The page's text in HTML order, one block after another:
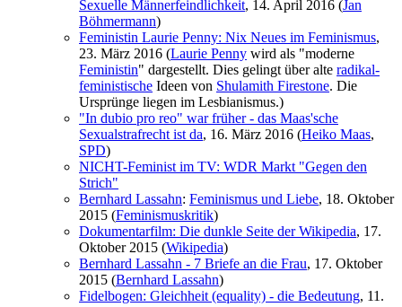
Sexuelle Männerfeindlichkeit, 14. April 2016 (Jan
Böhmermann)
Feministin Laurie Penny: Nix Neues im Feminismus,
23. März 2016 (Laurie Penny wird als "moderne
Feministin" dargestellt. Dies gelingt über alte radikal­
feministische Ideen von Shulamith Firestone. Die
Ursprünge liegen im Lesbianismus.)
"In dubio pro reo" war früher - das Maas'sche
Sexualstrafrecht ist da, 16. März 2016 (Heiko Maas,
SPD)
NICHT-Feminist im TV: WDR Markt "Gegen den
Strich"
Bernhard Lassahn: Feminismus und Liebe, 18. Oktober
2015 (Feminismuskritik)
Dokumentarfilm: Die dunkle Seite der Wikipedia, 17.
Oktober 2015 (Wikipedia)
Bernhard Lassahn - 7 Briefe an die Frau, 17. Oktober
2015 (Bernhard Lassahn)
Fidelbogen: Gleichheit (equality) - die Bedeutung, 11.